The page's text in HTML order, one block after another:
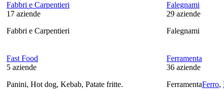
Fabbri e Carpentieri
17 aziende
Fabbri e Carpentieri
Falegnami
29 aziende
Falegnami
Fast Food
5 aziende
Panini, Hot dog, Kebab, Patate fritte.
Ferramenta
36 aziende
FerramentaFerro,